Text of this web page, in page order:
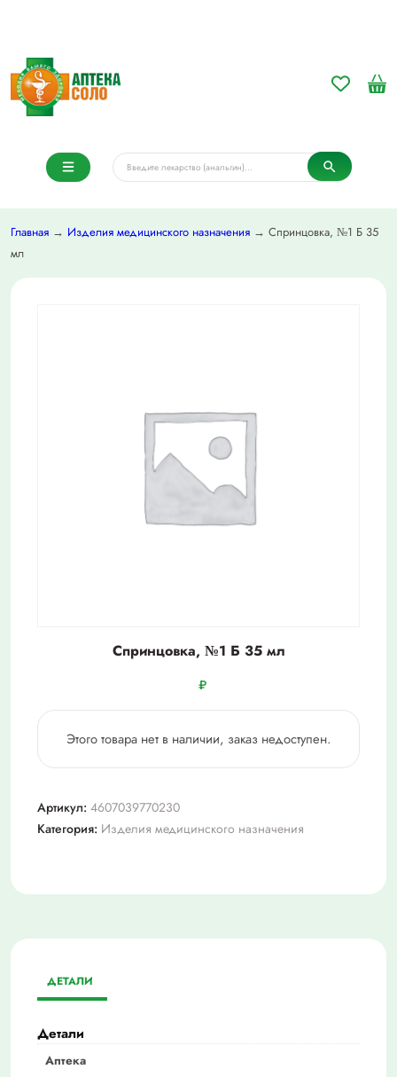
Главная → Изделия медицинского назначения → Спринцовка, №1 Б 35
мл
Спринцовка, №1 Б 35 мл
₽
Этого товара нет в наличии, заказ недоступен.
Артикул: 4607039770230
Категория: Изделия медицинского назначения
ДЕТАЛИ
Детали
Аптека